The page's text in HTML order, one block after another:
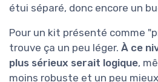
étui séparé, donc encore un
Pour un kit présenté comme
trouve ça un peu léger. À ce
plus sérieux serait logique,
moins robuste et un peu